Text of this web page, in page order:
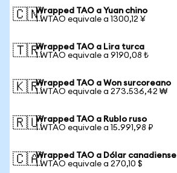
🇨🇳Wrapped TAO a Yuan chino
1 WTAO equivale a 1300,12 ¥
🇹🇷Wrapped TAO a Lira turca
1 WTAO equivale a 9190,08 ₺
🇰🇷Wrapped TAO a Won surcoreano
1 WTAO equivale a 273.536,42 ₩
🇷🇺Wrapped TAO a Rublo ruso
1 WTAO equivale a 15.991,98 ₽
🇨🇦Wrapped TAO a Dólar canadiense
1 WTAO equivale a 270,10 $